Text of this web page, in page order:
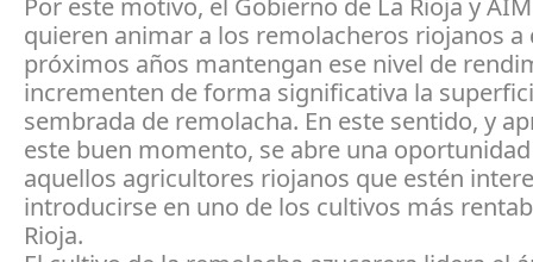
quieren animar a los remolacheros riojanos a
próximos años mantengan ese nivel de
incrementen de forma significativa la
sembrada de remolacha. En este sentido, y
este buen momento, se abre una
aquellos agricultores riojanos que estén
introducirse en uno de los cultivos más
Rioja.